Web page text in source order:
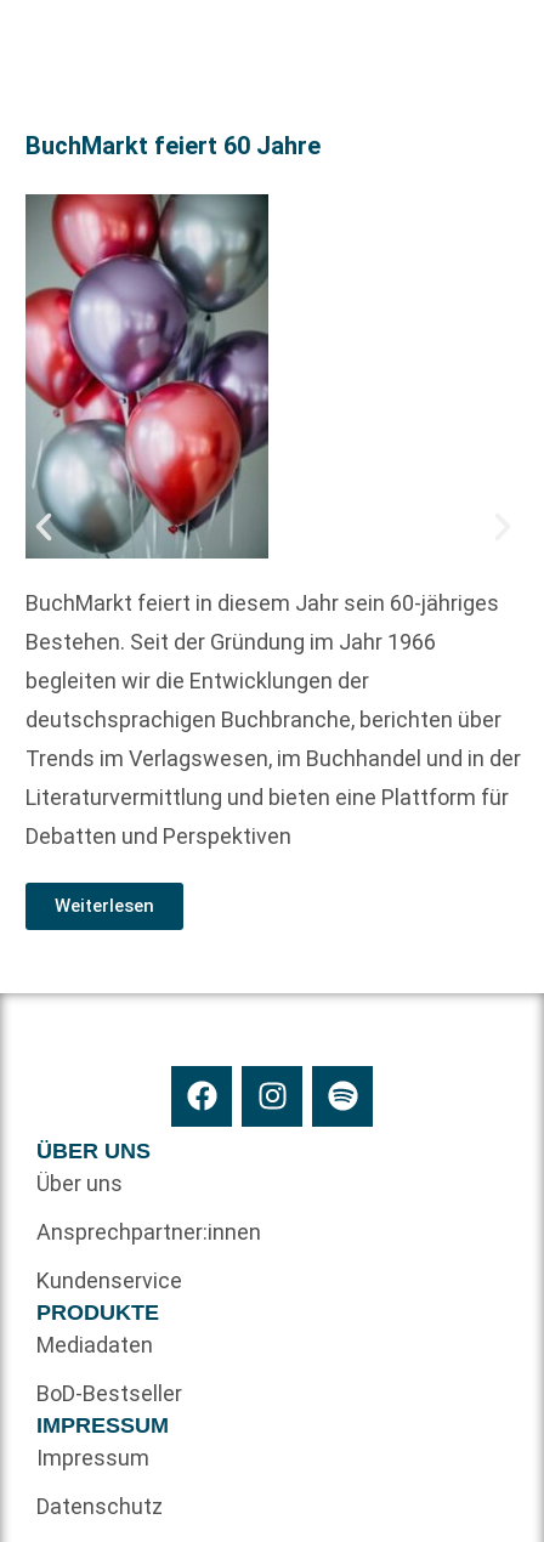
BuchMarkt feiert 60 Jahre
BuchMarkt feiert in diesem Jahr sein 60-jähriges
Bestehen. Seit der Gründung im Jahr 1966
begleiten wir die Entwicklungen der
deutschsprachigen Buchbranche, berichten über
Trends im Verlagswesen, im Buchhandel und in der
Literaturvermittlung und bieten eine Plattform für
Debatten und Perspektiven
Weiterlesen
ÜBER UNS
Über uns
Ansprechpartner:innen
Kundenservice
PRODUKTE
Mediadaten
BoD-Bestseller
IMPRESSUM
Impressum
Datenschutz